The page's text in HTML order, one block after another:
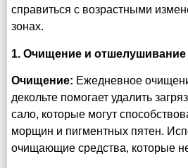
справиться с возрастными
зонах.
1. Очищение и отшелушивание
Очищение: Ежедневное
декольте помогает удалить
сало, которые могут
морщин и пигментных пятен.
очищающие средства, которые